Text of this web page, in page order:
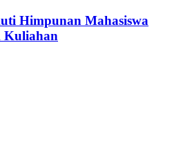
Himpunan Mahasiswa
Kuliahan